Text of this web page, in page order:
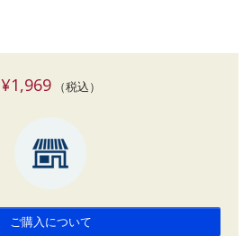
¥1,969（税込）
ご購入について